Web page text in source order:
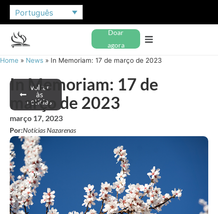
Português
Doar
agora
Home » News » In Memoriam: 17 de março de 2023
Voltar
às
notícias
In Memoriam: 17 de
março de 2023
março 17, 2023
Por:Notícias Nazarenas